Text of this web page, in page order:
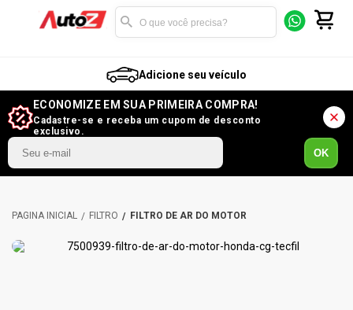
Adicione seu veículo
ECONOMIZE EM SUA PRIMEIRA COMPRA!
Cadastre-se e receba um cupom de desconto
exclusivo.
OK
FILTRO FILTRO DE AR DO MOTOR